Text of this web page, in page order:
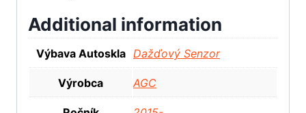
Additional information
Výbava Autoskla Dažďový Senzor
Výrobca AGC